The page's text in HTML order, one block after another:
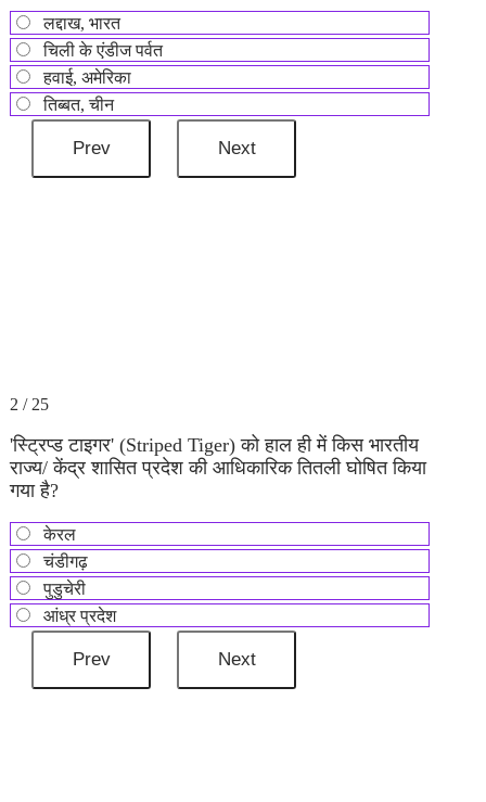
लद्दाख, भारत
चिली के एंडीज पर्वत
हवाई, अमेरिका
तिब्बत, चीन
2 / 25
'स्ट्रिप्ड टाइगर' (Striped Tiger) को हाल ही में किस भारतीय
राज्य/ केंद्र शासित प्रदेश की आधिकारिक तितली घोषित किया
गया है?
केरल
चंडीगढ़
पुडुचेरी
आंध्र प्रदेश